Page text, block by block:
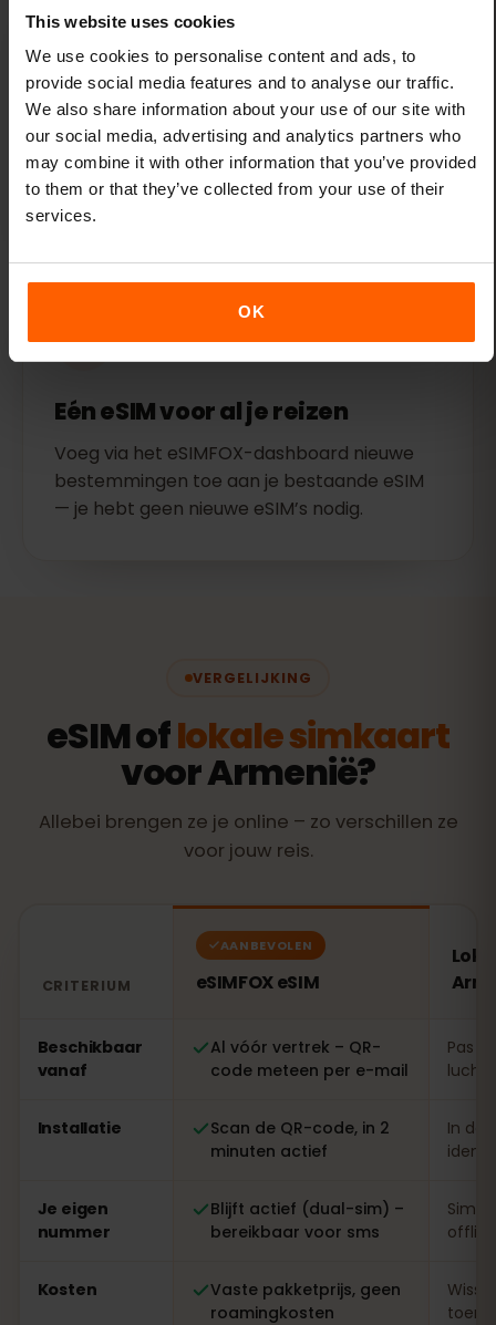
This website uses cookies
We use cookies to personalise content and ads, to
provide social media features and to analyse our traffic.
We also share information about your use of our site with
our social media, advertising and analytics partners who
may combine it with other information that you’ve provided
to them or that they’ve collected from your use of their
services.
OK
Flexibele abonnementen
Kies uit verschillende voordelige data-
abonnementen voor Armenië. Kies precies
zoveel of zo weinig data als je nodig hebt.
Eén eSIM voor al je reizen
Voeg via het eSIMFOX-dashboard nieuwe
bestemmingen toe aan je bestaande eSIM
— je hebt geen nieuwe eSIM’s nodig.
VERGELIJKING
eSIM oflokale simkaart
voor Armenië?
Allebei brengen ze je online – zo verschillen ze
voor jouw reis.
CRITERIUM
AANBEVOLEN
eSIMFOX eSIM
Beschikbaar
vanaf
Al vóór vertrek – QR-
code meteen per e-mail
Pas
Installatie
Scan de QR-code, in 2
minuten actief
In de
Je eigen
nummer
Blijft actief (dual-sim) –
bereikbaar voor sms
offline
Kosten
Vaste pakketprijs, geen
roamingkosten